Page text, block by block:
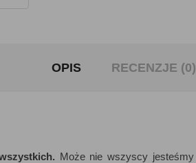
OPIS RECENZJE (0)
Może nie wszyscy